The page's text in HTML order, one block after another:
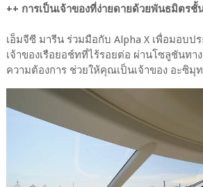
++ การเป็นเจ้าของที่ง่ายดายด้วยพันธมิตรชั้
เอ็มจีซี มารีน ร่วมมือกับ Alpha X เพื่อมอบป
เจ้าของเรือยอช์ทที่ไร้รอยต่อ ผ่านโซลูชันทา
ความต้องการ ช่วยให้คุณเป็นเจ้าของ อะซิมุ